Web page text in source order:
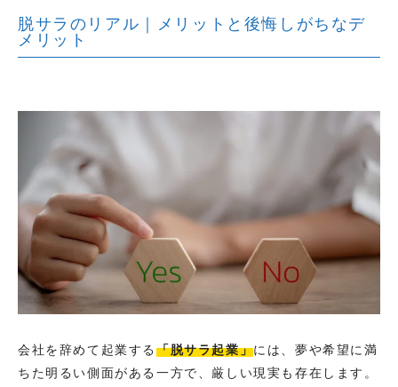
脱サラのリアル｜メリットと後悔しがちなデ
メリット
会社を辞めて起業する 「脱サラ起業」には、夢や希望に満
ちた明るい側面がある一方で、厳しい現実も存在します。